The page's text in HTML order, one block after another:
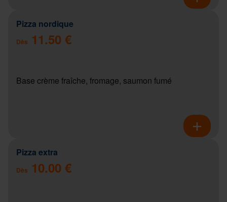
Pizza nordique
Dès 11.50 €
Base crème fraîche, fromage, saumon fumé
Pizza extra
Dès 10.00 €